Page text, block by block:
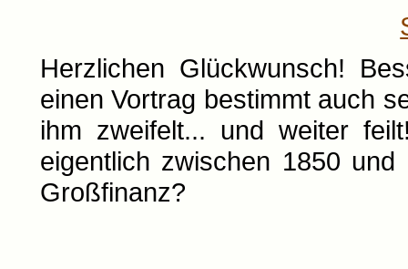
Herzlichen Glückwunsch!
einen Vortrag bestimmt auch
ihm zweifelt... und weiter
eigentlich zwischen 1850
Großfinanz?